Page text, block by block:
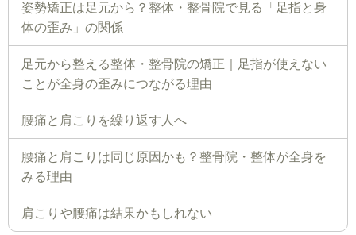
姿勢矯正は足元から？整体・整骨院で見る「足指と身
体の歪み」の関係
足元から整える整体・整骨院の矯正｜足指が使えない
ことが全身の歪みにつながる理由
腰痛と肩こりを繰り返す人へ
腰痛と肩こりは同じ原因かも？整骨院・整体が全身を
みる理由
肩こりや腰痛は結果かもしれない